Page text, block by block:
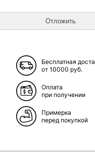
Бесплатная
от 10000 руб.
Оплата
при получении
Примерка
перед покупкой